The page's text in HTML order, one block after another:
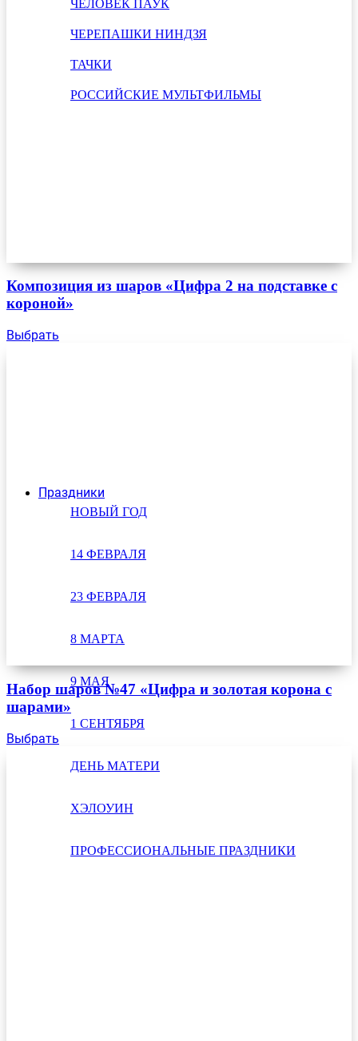
ЧЕЛОВЕК ПАУК
ЧЕРЕПАШКИ НИНДЗЯ
ТАЧКИ
РОССИЙСКИЕ МУЛЬТФИЛЬМЫ
Праздники
НОВЫЙ ГОД
14 ФЕВРАЛЯ
23 ФЕВРАЛЯ
8 МАРТА
9 МАЯ
1 СЕНТЯБРЯ
ДЕНЬ МАТЕРИ
ХЭЛОУИН
ПРОФЕССИОНАЛЬНЫЕ ПРАЗДНИКИ
Композиция из шаров «Цифра 2 на подставке с
короной»
Выбрать
Набор шаров №47 «Цифра и золотая корона с
шарами»
Выбрать